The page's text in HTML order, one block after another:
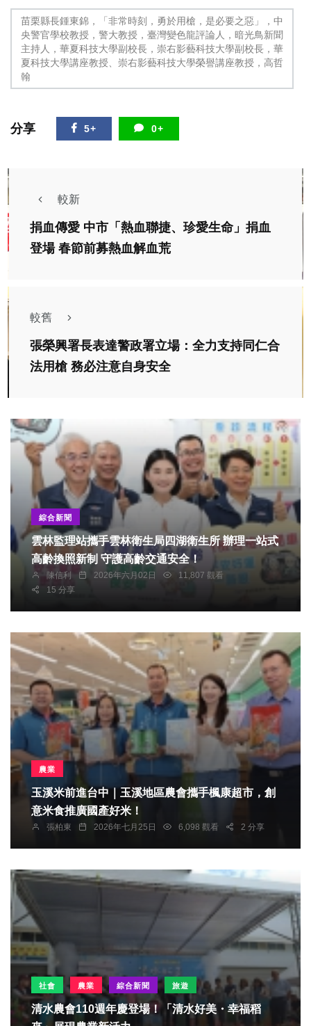
苗栗縣長鍾東錦，「非常時刻，勇於用槍，是必要之惡」，中
央警官學校教授，警大教授，臺灣變色龍評論人，暗光鳥新聞
主持人，華夏科技大學副校長，崇右影藝科技大學副校長，華
夏科技大學講座教授、崇右影藝科技大學榮譽講座教授，高哲
翰
分享 5+ 0+
較新
捐血傳愛 中市「熱血聯捷、珍愛生命」捐血
登場 春節前募熱血解血荒
較舊
張榮興署長表達警政署立場：全力支持同仁合
法用槍 務必注意自身安全
綜合新聞
雲林監理站攜手雲林衛生局四湖衛生所 辦理一站式
高齡換照新制 守護高齡交通安全！
陳信利 2026年六月02日
11,807 觀看
15 分享
農業
玉溪米前進台中｜玉溪地區農會攜手楓康超市，創
意米食推廣國產好米！
張柏東 2026年七月25日 6,098 觀看 2 分享
社會 農業 綜合新聞 旅遊
清水農會110週年慶登場！「清水好美・幸福稻